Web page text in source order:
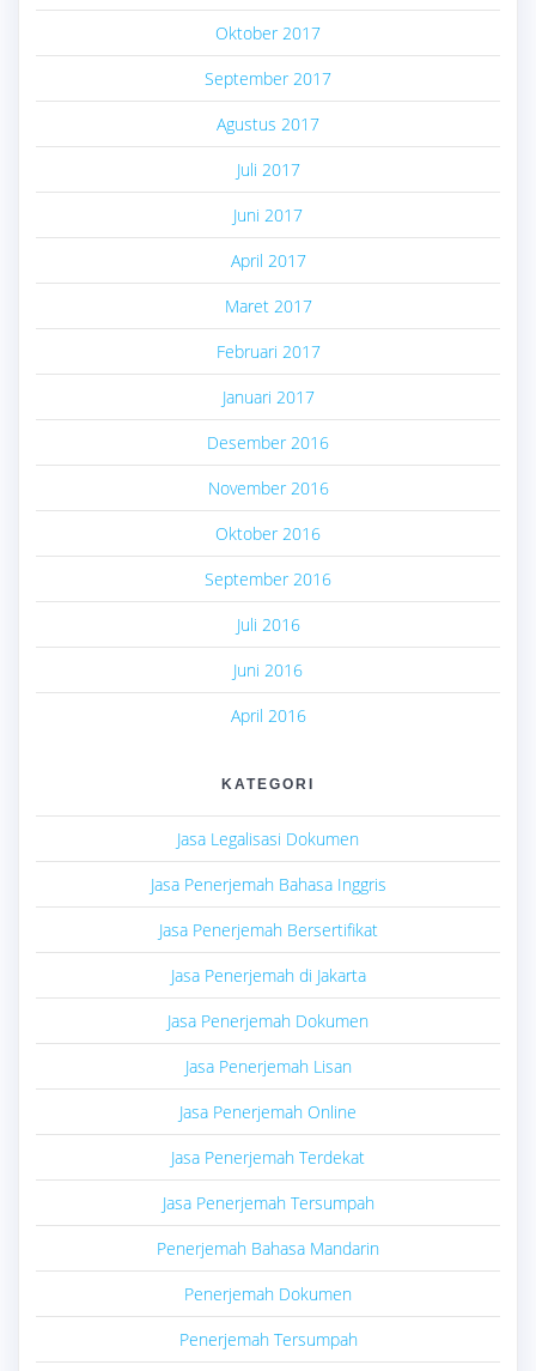
Oktober 2017
September 2017
Agustus 2017
Juli 2017
Juni 2017
April 2017
Maret 2017
Februari 2017
Januari 2017
Desember 2016
November 2016
Oktober 2016
September 2016
Juli 2016
Juni 2016
April 2016
KATEGORI
Jasa Legalisasi Dokumen
Jasa Penerjemah Bahasa Inggris
Jasa Penerjemah Bersertifikat
Jasa Penerjemah di Jakarta
Jasa Penerjemah Dokumen
Jasa Penerjemah Lisan
Jasa Penerjemah Online
Jasa Penerjemah Terdekat
Jasa Penerjemah Tersumpah
Penerjemah Bahasa Mandarin
Penerjemah Dokumen
Penerjemah Tersumpah